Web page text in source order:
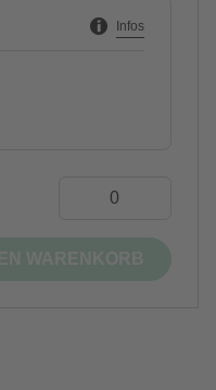
Infos